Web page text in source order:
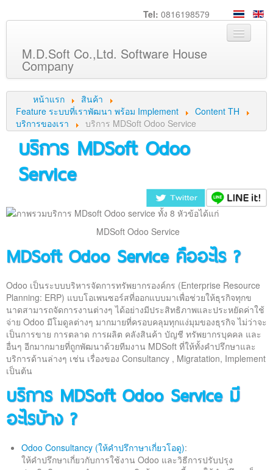
Tel: 0816198579
M.D.Soft Co.,Ltd. Software House
Company
หน้าหลัก
เกี่ยวกับเรา
บริการ
สินค้า
ความรู้
ภาพกิจกรรม
ช่วยเหลือ
หน้าแรก
สินค้า
Feature ระบบที่เราพัฒนา พร้อม Implement
Content TH
บริการของเรา
บริการ MDSoft Odoo Service
บริการ MDSoft Odoo
Service
MDSoft Odoo Service
MDSoft Odoo Service คืออะไร ?
Odoo เป็นระบบบริหารจัดการทรัพยากรองค์กร (Enterprise Resource
Planning: ERP) แบบโอเพนซอร์สที่ออกแบบมาเพื่อช่วยให้ธุรกิจทุกข
นาดสามารถจัดการงานต่างๆ ได้อย่างมีประสิทธิภาพและประหยัดค่าใช้
จ่าย Odoo มีโมดูลต่างๆ มากมายที่ครอบคลุมทุกแง่มุมของธุรกิจ ไม่ว่าจะ
เป็นการขาย การตลาด การผลิต คลังสินค้า บัญชี ทรัพยากรบุคคล และ
อื่นๆ อีกมากมายที่ถูกพัฒนาด้วยทีมงาน MDSoft ที่ให้ทั้งคำปรึกษาและ
บริการด้านล่างๆ เช่น เรื่องของ Consultancy , Migratation, Implement
เป็นต้น
บริการ MDSoft Odoo Service มี
อะไรบ้าง ?
Odoo Consultancy (ให้คำปรึกาษาเกี่ยวโอดู):
ให้คำปรึกษาเกี่ยวกับการใช้งาน Odoo และวิธีการปรับปรุง